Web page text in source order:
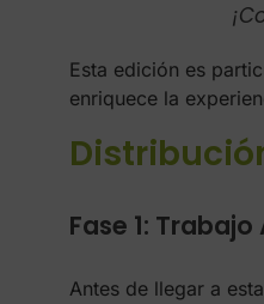
Esta edición es
enriquece la
Fase 1:
Antes de llegar a